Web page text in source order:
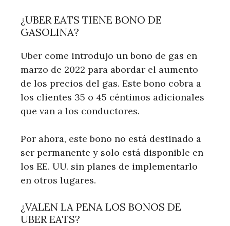
¿UBER EATS TIENE BONO DE
GASOLINA?
Uber come introdujo un bono de gas en
marzo de 2022 para abordar el aumento
de los precios del gas. Este bono cobra a
los clientes 35 o 45 céntimos adicionales
que van a los conductores.
Por ahora, este bono no está destinado a
ser permanente y solo está disponible en
los EE. UU. sin planes de implementarlo
en otros lugares.
¿VALEN LA PENA LOS BONOS DE
UBER EATS?